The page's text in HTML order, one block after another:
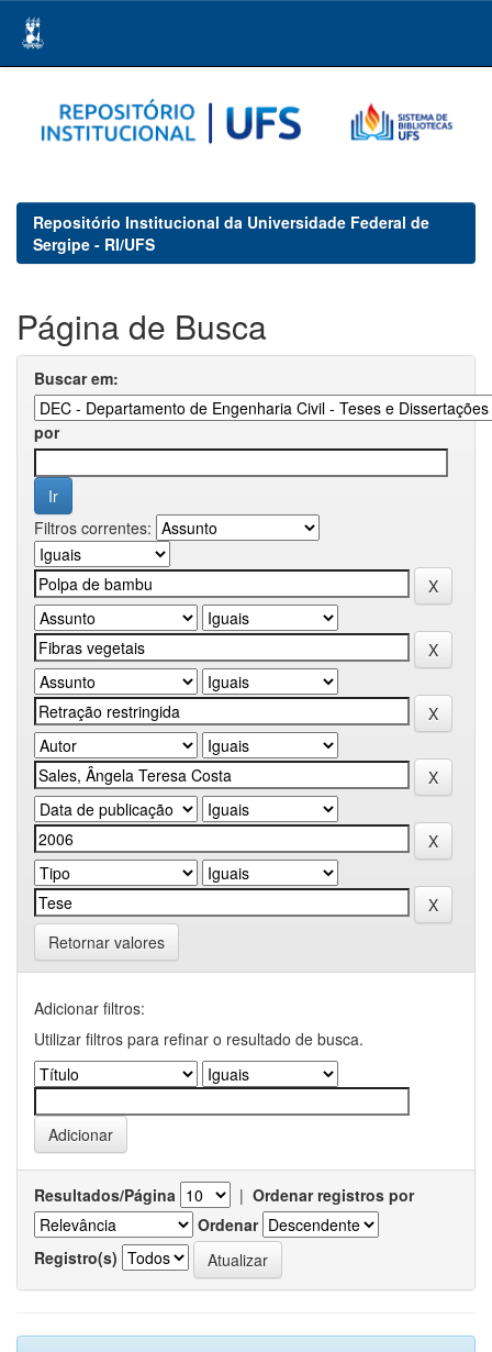
navigation
Repositório Institucional da Universidade Federal de
Sergipe - RI/UFS
Página de Busca
Buscar em:
por
Filtros correntes:
Retornar valores
Adicionar filtros:
Utilizar filtros para refinar o resultado de busca.
Resultados/Página | Ordenar registros por
Ordenar
Registro(s)